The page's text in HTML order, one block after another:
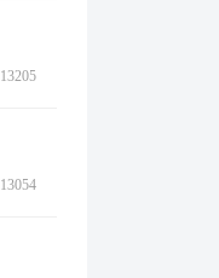
13205
13054